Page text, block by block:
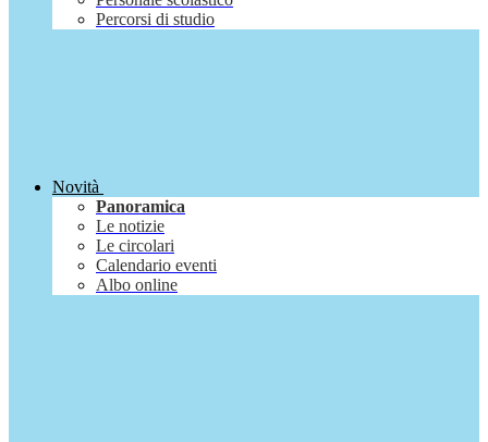
Percorsi di studio
Novità
Panoramica
Le notizie
Le circolari
Calendario eventi
Albo online